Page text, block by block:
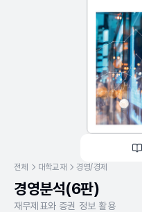
전체 대학교재 경영/경제
경영분석(6판)
재무제표와 증권 정보 활용